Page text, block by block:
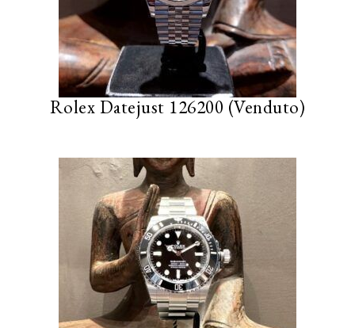
Rolex Datejust 126200 (Venduto)